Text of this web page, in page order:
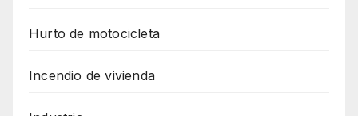
Hurto de motocicleta
Incendio de vivienda